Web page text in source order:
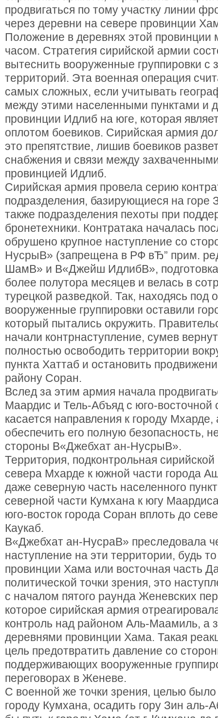
продвигаться по тому участку линии
через деревни на севере провинции
Положение в деревнях этой провинции
часом. Стратегия сирийской армии
вытеснить вооруженные группировки с
территорий. Эта военная операция
самых сложных, если учитывать
между этими населенными пунктами и
провинции Идлиб на юге, которая
оплотом боевиков. Сирийская армия
это препятствие, лишив боевиков
снабжения и связи между
провинцией Идлиб.
Сирийская армия провела серию
подразделения, базирующиеся на горе
также подразделения пехоты при
бронетехники. Контратака началась
обрушено крупное наступление со
НусрыВ» (запрещена в РФ вЂ” прим.
ШамВ» и В«Джейш ИдлибВ»,
более полутора месяцев и велась в
турецкой разведкой. Так, находясь под
вооруженные группировки оставили
который пытались окружить.
начали контрнаступление, сумев
полностью освободить территории
пункта Хаттаб и остановить
району Соран.
Вслед за этим армия начала
Маардис и Тель-Абъяд с юго-восточной
касается направления к городу
обеспечить его полную безопасность,
стороны В«Джебхат ан-НусрыВ».
Территория, подконтрольная
севера Мхарде к южной части города
даже северную часть населенного
северной части Кумхана к югу
юго-восток города Соран вплоть до
Каукаб.
В«Джебхат ан-НусраВ» преследовала
наступление на эти территории, будь
провинции Хама или восточная часть
политической точки зрения, это
с началом пятого раунда Женевских
которое сирийская армия
контроль над районом Аль-Маамиль, а
деревнями провинции Хама. Такая
цель предотвратить давление со
поддерживающих вооруженные
переговорах в Женеве.
С военной же точки зрения, целью было
городу Кумхана, осадить гору Зин аль-